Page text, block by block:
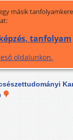
másik
tanfolyam
oldalunkon.